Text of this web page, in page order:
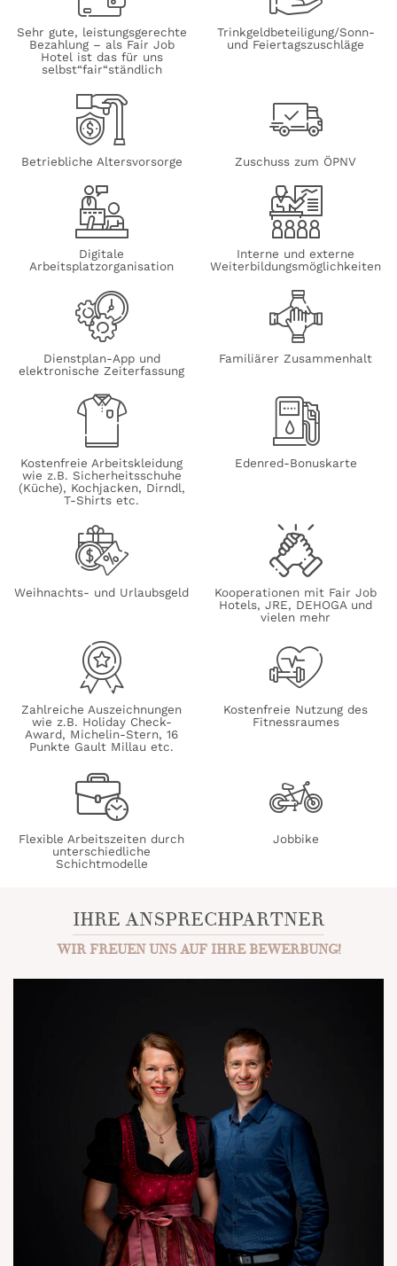
Sehr gute, leistungsgerechte
Bezahlung – als Fair Job
Hotel ist das für uns
selbst“fair“ständlich
Trinkgeldbeteiligung/Sonn-
und Feiertagszuschläge
Betriebliche Altersvorsorge Zuschuss zum ÖPNV
Digitale
Arbeitsplatzorganisation
Interne und externe
Weiterbildungsmöglichkeiten
Dienstplan-App und
elektronische Zeiterfassung
Familiärer Zusammenhalt
Kostenfreie Arbeitskleidung
wie z.B. Sicherheitsschuhe
(Küche), Kochjacken, Dirndl,
T-Shirts etc.
Edenred-Bonuskarte
Weihnachts- und Urlaubsgeld
Kooperationen mit Fair Job
Hotels, JRE, DEHOGA und
vielen mehr
Zahlreiche Auszeichnungen
wie z.B. Holiday Check-
Award, Michelin-Stern, 16
Punkte Gault Millau etc.
Kostenfreie Nutzung des
Fitnessraumes
Flexible Arbeitszeiten durch
unterschiedliche
Schichtmodelle
Jobbike
IHRE ANSPRECHPARTNER
WIR FREUEN UNS AUF IHRE BEWERBUNG!